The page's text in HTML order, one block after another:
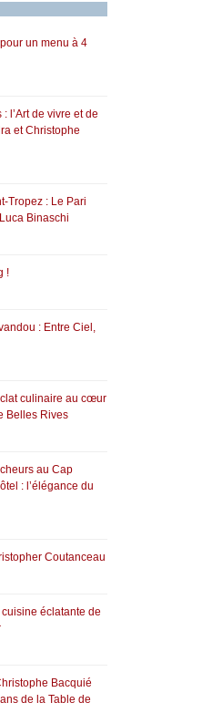
un menu à 4
l’Art de vivre et de
et Christophe
Tropez : Le Pari
Binaschi
!
: Entre Ciel,
culinaire au cœur
Belles Rives
au Cap
: l’élégance du
Coutanceau
éclatante de
Bacquié
de la Table de